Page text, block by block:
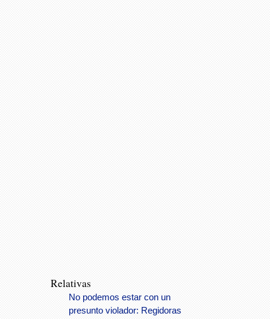
Relativas
No podemos estar con un
presunto violador: Regidoras